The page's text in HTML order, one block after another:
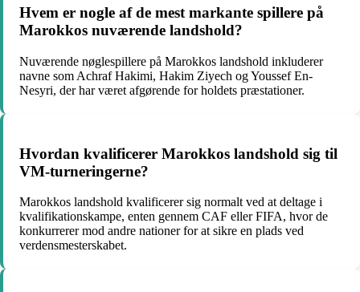
Hvem er nogle af de mest markante spillere på
Marokkos nuværende landshold?
Nuværende nøglespillere på Marokkos landshold inkluderer
navne som Achraf Hakimi, Hakim Ziyech og Youssef En-
Nesyri, der har været afgørende for holdets præstationer.
Hvordan kvalificerer Marokkos landshold sig til
VM-turneringerne?
Marokkos landshold kvalificerer sig normalt ved at deltage i
kvalifikationskampe, enten gennem CAF eller FIFA, hvor de
konkurrerer mod andre nationer for at sikre en plads ved
verdensmesterskabet.